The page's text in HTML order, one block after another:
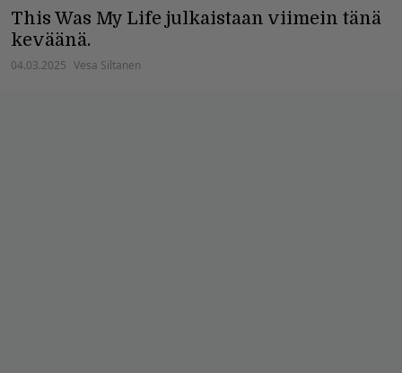
This Was My Life julkaistaan viimein tänä
keväänä.
04.03.2025 Vesa Siltanen